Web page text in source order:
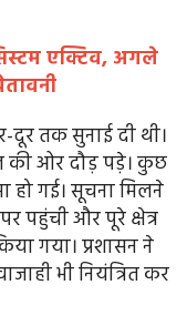
एक्टिव, अगले
तक सुनाई दी थी।
ओर दौड़ पड़े। कुछ
हो गई। सूचना मिलने
पहुंची और पूरे क्षेत्र
गया। प्रशासन ने
भी नियंत्रित कर